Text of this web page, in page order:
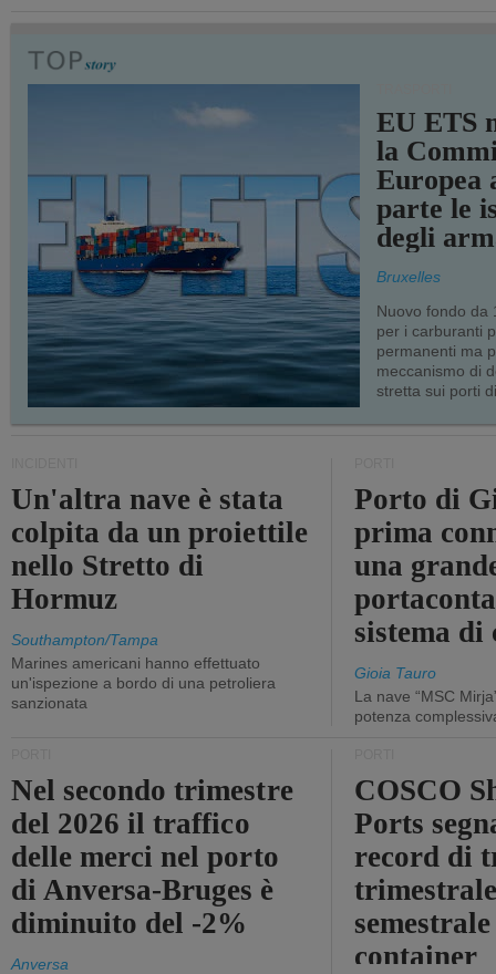
EU ETS
la
Europea
parte le
degli
Bruxelles
Nuovo fondo da
per i carburanti
permanenti ma
meccanismo di
stretta sui porti
Un'altra nave è stata
colpita da un proiettile
nello Stretto di
Hormuz
Southampton/Tampa
Marines americani hanno effettuato
un'ispezione a bordo di una petroliera
sanzionata
Porto di
prima
una
sistema
Gioia Tauro
La nave “MSC
potenza
Nel secondo trimestre
del 2026 il traffico
delle merci nel porto
di Anversa-Bruges è
diminuito del -2%
Anversa
COSCO
Ports
record di
container